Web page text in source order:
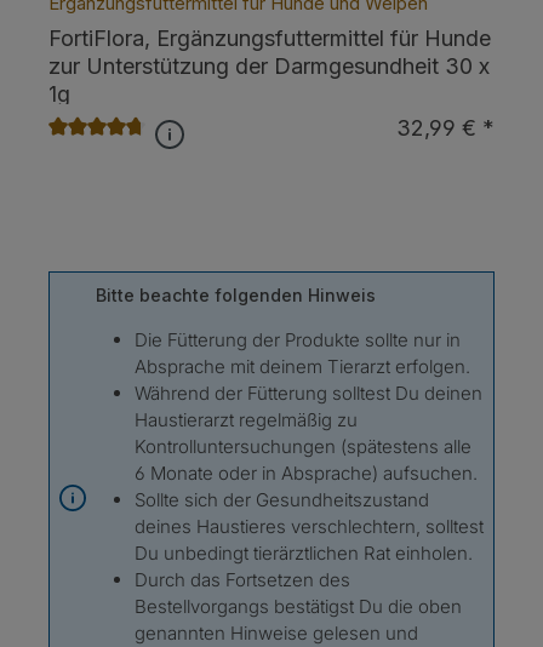
FortiFlora, Ergänzungsfuttermittel für Hunde
zur Unterstützung der Darmgesundheit 30 x
1g
Durchschnittliche Bewertung von 4.8 von 5 Sternen
32,99 € *
Bitte beachte folgenden Hinweis
Die Fütterung der Produkte sollte nur in
Absprache mit deinem Tierarzt erfolgen.
Während der Fütterung solltest Du deinen
Haustierarzt regelmäßig zu
Kontrolluntersuchungen (spätestens alle
6 Monate oder in Absprache) aufsuchen.
Sollte sich der Gesundheitszustand
deines Haustieres verschlechtern, solltest
Du unbedingt tierärztlichen Rat einholen.
Durch das Fortsetzen des
Bestellvorgangs bestätigst Du die oben
genannten Hinweise gelesen und